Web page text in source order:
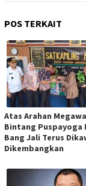
POS TERKAIT
Atas Arahan
Bintang Puspayoga
Bang Jali Terus
Dikembangkan